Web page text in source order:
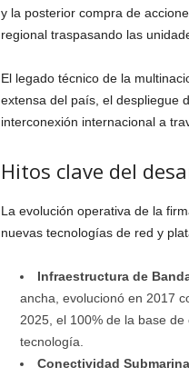
y la posterior compra de
regional traspasando las
El legado técnico de la
extensa del país, el despliegue
interconexión internacional a
Hitos clave del
La evolución operativa de la
nuevas tecnologías de red y
Infraestructura de
ancha, evolucionó en 2017
2025, el 100% de la base
tecnología.
Conectividad